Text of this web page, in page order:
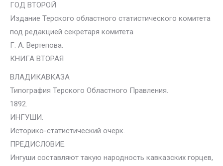
ГОД ВТОРОЙ
Издание Терского областного статистического комитета
под редакцией секретаря комитета
Г. А. Вертепова.
КНИГА ВТОРАЯ
ВЛАДИКАВКАЗА
Типография Терского Областного Правления.
1892.
ИНГУШИ.
Историко-статистический очерк.
ПРЕДИСЛОВИЕ.
Ингуши составляют такую народность кавказских горцев,